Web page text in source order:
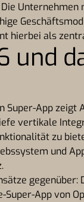
Unternehmen
hierbei als
und
App zeigt
vertikale
zu
und
App von